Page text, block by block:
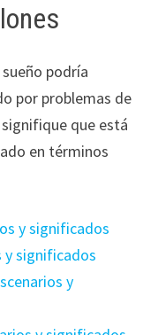
podría
por problemas de
que está
en términos
y significados
y significados
y